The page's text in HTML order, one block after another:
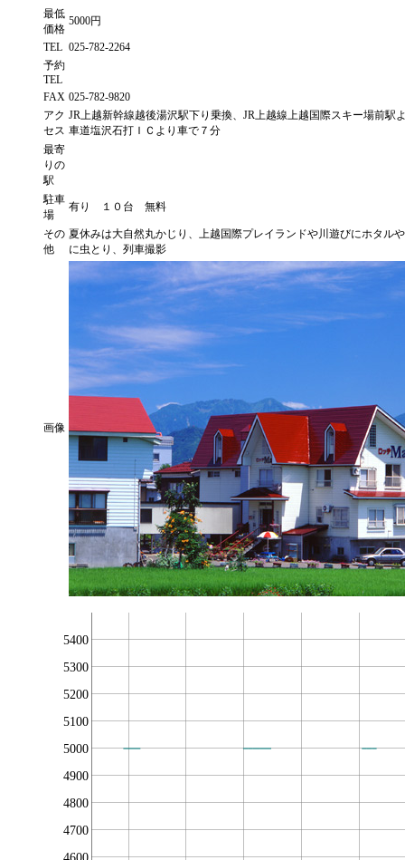
最低
価格
5000円
TEL 025-782-2264
予約
TEL
FAX 025-782-9820
アク
セス
JR上越新幹線越後湯沢駅下り乗換、JR上越線上越国際スキー場前駅
車道塩沢石打ＩＣより車で７分
最寄
りの
駅
駐車
場
有り １０台 無料
その
他
夏休みは大自然丸かじり、上越国際プレイランドや川遊びにホタル
に虫とり、列車撮影
画像
4700
4800
4900
5000
5100
5200
5300
5400